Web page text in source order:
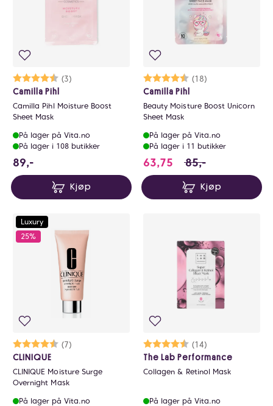
Karakter:
(3)
4.7 av 5 mulige
Camilla Pihl
Camilla Pihl Moisture Boost
Sheet Mask
På lager på Vita.no
På lager i 108 butikker
89,-
Kjøp
Karakter:
(18)
4.1 av 5 mulige
Camilla Pihl
Beauty Moisture Boost Unicorn
Sheet Mask
På lager på Vita.no
På lager i 11 butikker
63,75 63.75 i stedet for
85,-
Kjøp
Luxury
25%
Karakter:
(7)
4.7 av 5 mulige
CLINIQUE
CLINIQUE Moisture Surge
Overnight Mask
På lager på Vita.no
Karakter:
(14)
4.6 av 5 mulige
The Lab Performance
Collagen & Retinol Mask
På lager på Vita.no